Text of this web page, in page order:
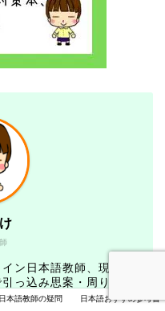
ン日本語教師、現在は
っ込み思案・周りの目
師の仕事にやりがいを
日本語教師の疑問 日本語おすすめ参考書